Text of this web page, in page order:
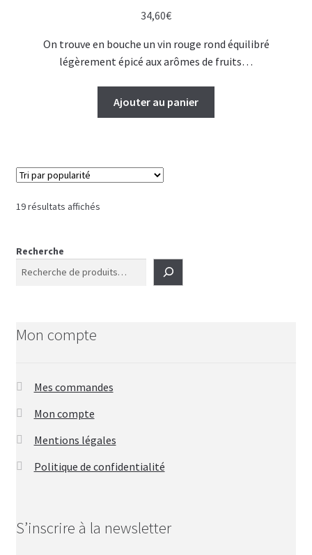
34,60€
On trouve en bouche un vin rouge rond équilibré
légèrement épicé aux arômes de fruits…
Ajouter au panier
19 résultats affichésTrié
Recherche
Mon compte
Mes commandes
Mon compte
Mentions légales
Politique de confidentialité
S’inscrire à la newsletter